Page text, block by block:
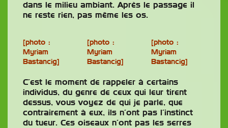
dans le milieu ambiant. Après le passage il
ne reste rien, pas même les os.
[photo :
Myriam
Bastancig]
[photo :
Myriam
Bastancig]
[photo :
Myriam
Bastancig]
C’est le moment de rappeler à certains
individus, du genre de ceux qui leur tirent
dessus, vous voyez de qui je parle, que
contrairement à eux, ils n’ont pas l’instinct
du tueur. Ces oiseaux n’ont pas les serres